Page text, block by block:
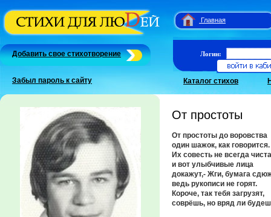
Главная
Добавить свое стихотворение
Забыл пароль к сайту
Логин:
Каталог стихов
От простоты
От простоты до воровства
один шажок, как говорится.
Их совесть не всегда
и вот улыбчивые лица
докажут,- Жги, бумага
ведь рукописи не горят.
Короче, так тебя загрузят,
соврёшь, но вряд ли